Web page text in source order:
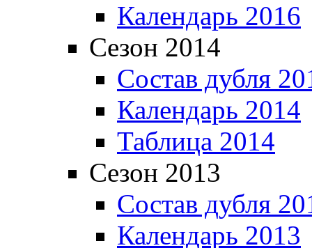
Календарь 2016
Сезон 2014
Состав дубля
Календарь 2014
Таблица 2014
Сезон 2013
Состав дубля
Календарь 2013